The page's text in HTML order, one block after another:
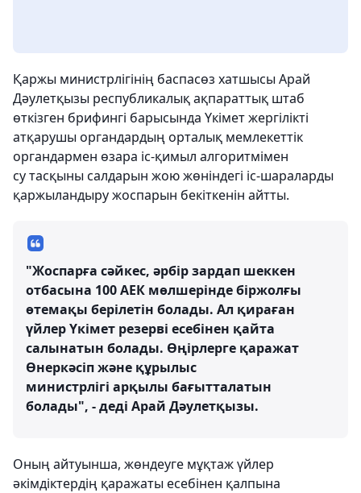
Қаржы министрлігінің баспасөз хатшысы Арай
Дәулетқызы республикалық ақпараттық штаб
өткізген брифингі барысында Үкімет жергілікті
атқарушы органдардың орталық мемлекеттік
органдармен өзара іс-қимыл алгоритмімен
су тасқыны салдарын жою жөніндегі іс-шараларды
қаржыландыру жоспарын бекіткенін айтты.
"Жоспарға сәйкес, әрбір зардап шеккен
отбасына 100 АЕК мөлшерінде біржолғы
өтемақы берілетін болады. Ал қираған
үйлер Үкімет резерві есебінен қайта
салынатын болады. Өңірлерге қаражат
Өнеркәсіп және құрылыс
министрлігі арқылы бағытталатын
болады", - деді Арай Дәулетқызы.
Оның айтуынша, жөндеуге мұқтаж үйлер
әкімдіктердің қаражаты есебінен қалпына